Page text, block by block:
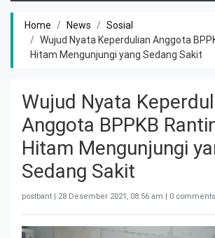
Home News
Sosial
Wujud Nyata Keperdulian Anggota
Hitam Mengunjungi yang Sedang Sakit
Wujud Nyata
Anggota BPPKB
Hitam Mengunjungi
Sedang Sakit
postbant | 28 Desember 2021, 08:56 am | 0